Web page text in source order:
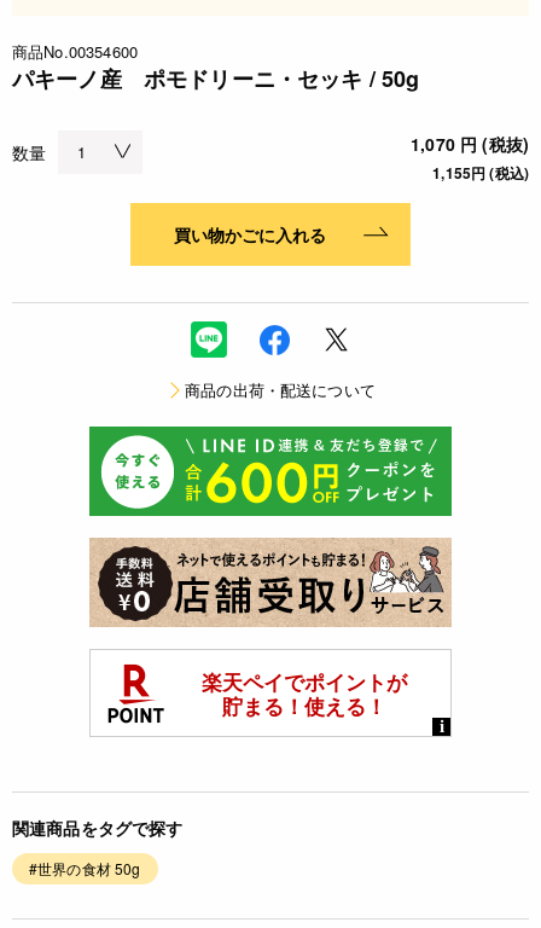
商品No.00354600
パキーノ産 ポモドリーニ・セッキ / 50g
数量 1,070 円 (税抜)
1,155円 (税込)
買い物かごに入れる
商品の出荷・配送について
関連商品をタグで探す
#世界の食材 50g